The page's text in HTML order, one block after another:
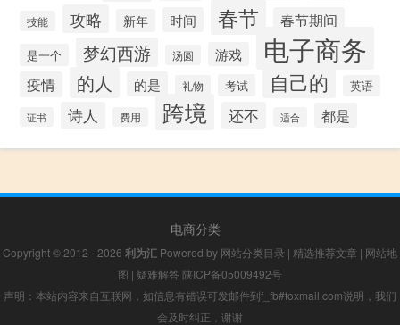
技能 攻略 新年 时间 春节 春节期间
是一个 梦幻西游 汤圆 游戏 电子商务
疫情 的人 的是 礼物 考试 自己的 英语
证书 诗人 费用 跨境 还不 适合 都是
电商分类
Copyright © 2012 - 2026 利为汇 Powered by 网站分类目录 | 精选推荐文章 | 网站地
图 | 疑难解答 陕ICP备05009492号
声明：本站内容来自互联网，如信息有错误可发邮件到f_fb#foxmail.com说明，我们
会及时纠正，谢谢